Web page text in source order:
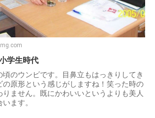
学生時代
のウンビです。目鼻立もはっきりしてき
の原形という感じがしますね！笑った時の
りません。既にかわいいというよりも美人
ます。